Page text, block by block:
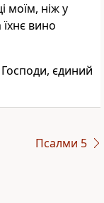
моїм, ніж у
вино
Господи, єдиний
Псалми 5